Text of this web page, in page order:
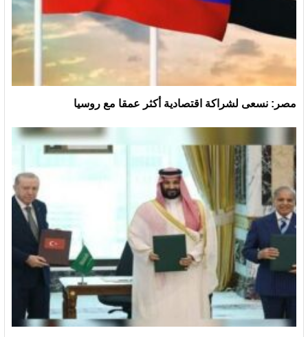
مصر: نسعى لشراكة اقتصادية أكثر عمقا مع روسيا